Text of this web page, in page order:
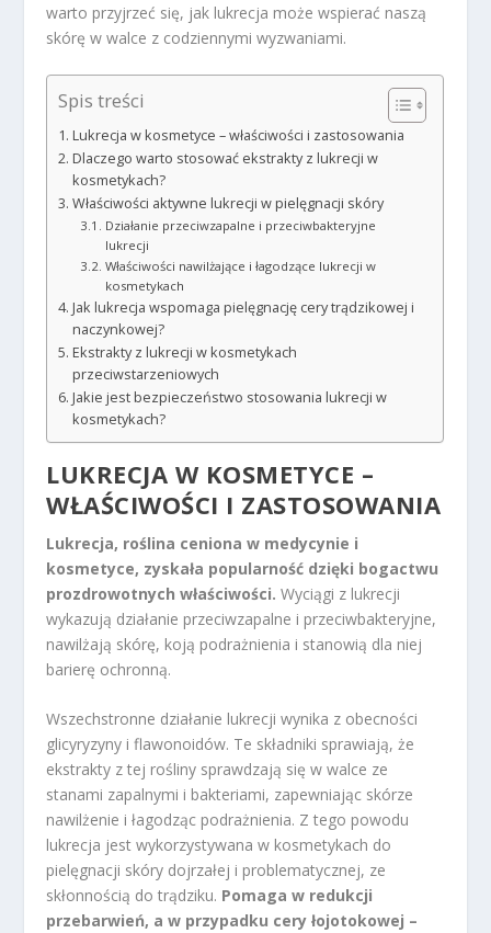
warto przyjrzeć się, jak lukrecja może wspierać naszą
skórę w walce z codziennymi wyzwaniami.
Spis treści
Lukrecja w kosmetyce – właściwości i zastosowania
Dlaczego warto stosować ekstrakty z lukrecji w
kosmetykach?
Właściwości aktywne lukrecji w pielęgnacji skóry
Działanie przeciwzapalne i przeciwbakteryjne
lukrecji
Właściwości nawilżające i łagodzące lukrecji w
kosmetykach
Jak lukrecja wspomaga pielęgnację cery trądzikowej i
naczynkowej?
Ekstrakty z lukrecji w kosmetykach
przeciwstarzeniowych
Jakie jest bezpieczeństwo stosowania lukrecji w
kosmetykach?
LUKRECJA W KOSMETYCE –
WŁAŚCIWOŚCI I ZASTOSOWANIA
Lukrecja, roślina ceniona w medycynie i
kosmetyce, zyskała popularność dzięki bogactwu
prozdrowotnych właściwości. Wyciągi z lukrecji
wykazują działanie przeciwzapalne i przeciwbakteryjne,
nawilżają skórę, koją podrażnienia i stanowią dla niej
barierę ochronną.
Wszechstronne działanie lukrecji wynika z obecności
glicyryzyny i flawonoidów. Te składniki sprawiają, że
ekstrakty z tej rośliny sprawdzają się w walce ze
stanami zapalnymi i bakteriami, zapewniając skórze
nawilżenie i łagodząc podrażnienia. Z tego powodu
lukrecja jest wykorzystywana w kosmetykach do
pielęgnacji skóry dojrzałej i problematycznej, ze
skłonnością do trądziku. Pomaga w redukcji
przebarwień, a w przypadku cery łojotokowej –